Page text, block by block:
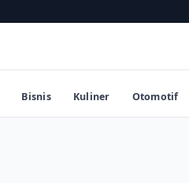
Bisnis Kuliner Otomotif